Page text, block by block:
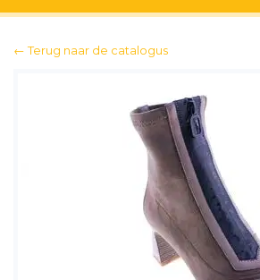
← Terug naar de catalogus